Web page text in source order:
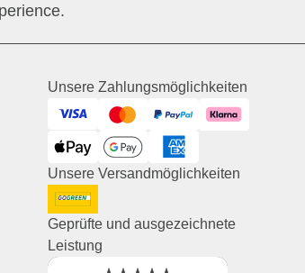
Unsere Zahlungsmöglichkeiten
Visa MastercardPayPal Klarna
ApplePay GooglePayAmerican Express
Unsere Versandmöglichkeiten
DHL GoGreen
Geprüfte und ausgezeichnete
Leistung